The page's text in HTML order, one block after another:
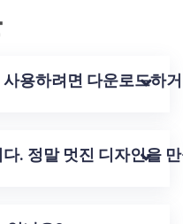
용하려면 다운로드하
. 정말 멋진 디자인을